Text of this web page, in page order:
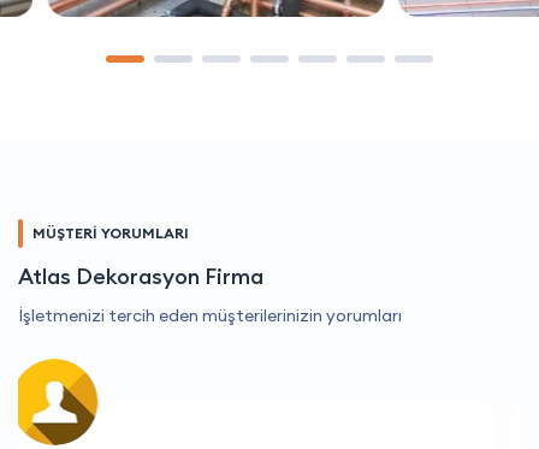
MÜŞTERİ YORUMLARI
Atlas Dekorasyon Firma
İşletmenizi tercih eden müşterilerinizin yorumları